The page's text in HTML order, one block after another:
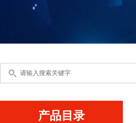
产品目录